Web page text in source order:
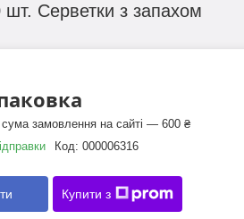
шт. Серветки з запахом
сума замовлення на сайті — 600 ₴
Код: 000006316
Купити з